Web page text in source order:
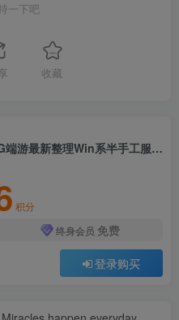
一下吧
收藏
《月光lulu》经典3D怀旧卡通RPG端游最新整理Win系半手工服务端+网页注册+PC客户端+详细搭建教程
积分
终身会员 免费
登录购买